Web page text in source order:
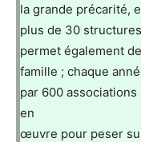
la grande précarité,
plus de 30
permet également
famille ; chaque
par 600
en
œuvre pour peser